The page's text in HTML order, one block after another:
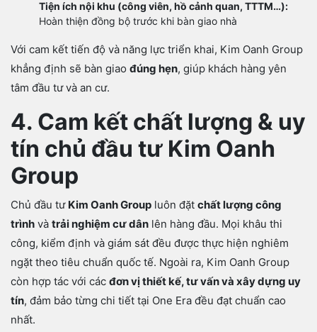
Tiện ích nội khu (công viên, hồ cảnh quan, TTTM…):
Hoàn thiện đồng bộ trước khi bàn giao nhà
Với cam kết tiến độ và năng lực triển khai, Kim Oanh Group
khẳng định sẽ bàn giao đúng hẹn, giúp khách hàng yên
tâm đầu tư và an cư.
4. Cam kết chất lượng & uy
tín chủ đầu tư Kim Oanh
Group
Chủ đầu tư Kim Oanh Group luôn đặt chất lượng công
trình và trải nghiệm cư dân lên hàng đầu. Mọi khâu thi
công, kiểm định và giám sát đều được thực hiện nghiêm
ngặt theo tiêu chuẩn quốc tế. Ngoài ra, Kim Oanh Group
còn hợp tác với các đơn vị thiết kế, tư vấn và xây dựng uy
tín, đảm bảo từng chi tiết tại One Era đều đạt chuẩn cao
nhất.